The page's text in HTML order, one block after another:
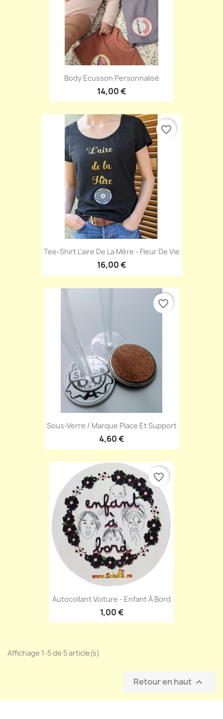
Body Ecusson Personnalisé
14,00 €
Tee-Shirt L'aire De La Mère - Fleur De Vie
16,00 €
favorite_border
Sous-Verre / Marque Place Et Support
4,60 €
favorite_border
Autocollant Voiture - Enfant À Bord
1,00 €
favorite_border
Affichage 1-5 de 5 article(s)
Retour en haut 